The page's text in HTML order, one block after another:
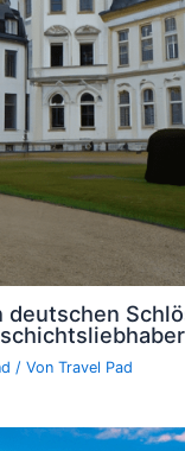
deutschen
/ VonTravel Pad